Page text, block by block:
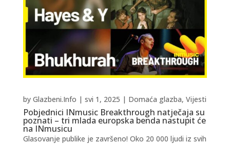
Pobjednici INmusic Breakthrough natječaja su
poznati – tri mlada europska benda nastupit će
na INmusicu
by Glazbeni.Info | svi 1, 2025 | Domaća glazba, Vijesti
Glasovanje publike je završeno! Oko 20 000 ljudi iz svih